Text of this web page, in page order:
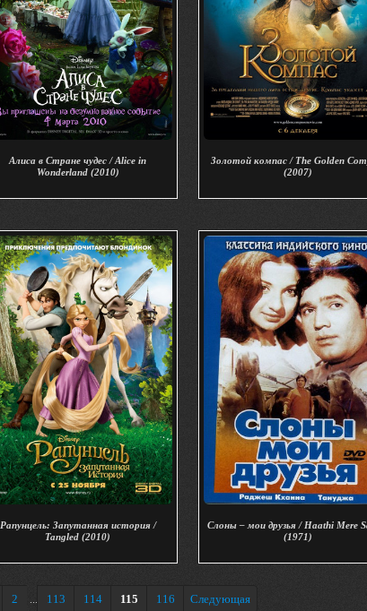
Алиса в Стране чудес / Alice in
Wonderland (2010)
Золотой компас / The Golden
(2007)
Рапунцель: Запутанная история /
Tangled (2010)
Слоны – мои друзья / Haathi Mere
(1971)
2 ... 113 114 115 116 Следующая